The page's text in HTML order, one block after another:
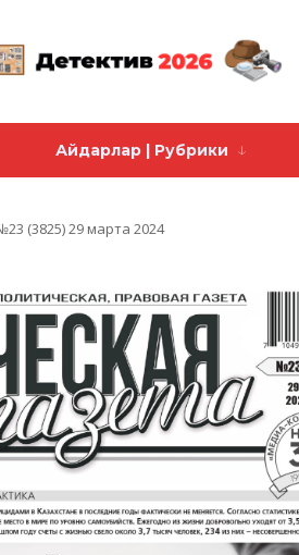
Айдарлар | Рубрики
(3825) 29 марта 2024